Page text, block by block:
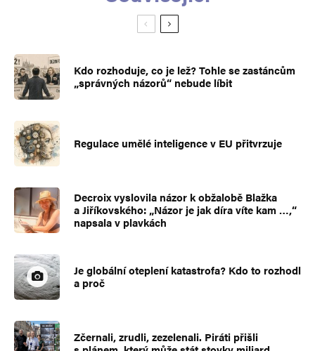
Kdo rozhoduje, co je lež? Tohle se zastáncům
„správných názorů“ nebude líbit
Regulace umělé inteligence v EU přitvrzuje
Decroix vyslovila názor k obžalobě Blažka
a Jiříkovského: „Názor je jak díra víte kam …,“
napsala v plavkách
Je globální oteplení katastrofa? Kdo to rozhodl
a proč
Zčernali, zrudli, zezelenali. Piráti přišli